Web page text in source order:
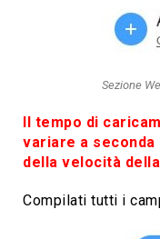
Sezione
Il tempo di
variare a
della velocità
Compilati tutti i